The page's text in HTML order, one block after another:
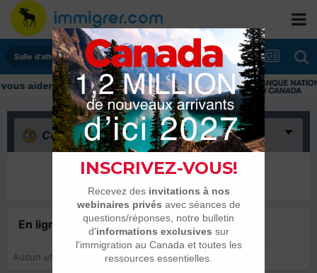
Salle d'attente - échanges de dates
Confus(0)
Il n’y a encore rien ici
En ligne récemment0 membre est en ligne
Aucun utilisateur enregistré regarde cette page.